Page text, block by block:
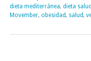
dieta mediterránea, dieta
Movember, obesidad, salud,